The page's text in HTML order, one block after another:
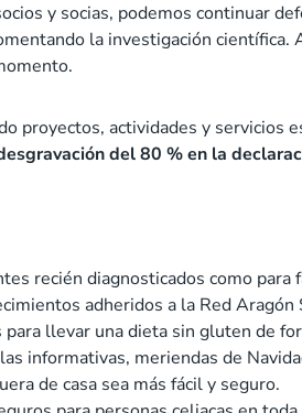
y socias, podemos continuar
la investigación científica.
proyectos, actividades y servicios
del 80 % en la
recién diagnosticados como
adheridos a la Red Aragón
llevar una dieta sin gluten de
informativas, meriendas de
de casa sea más fácil y seguro.